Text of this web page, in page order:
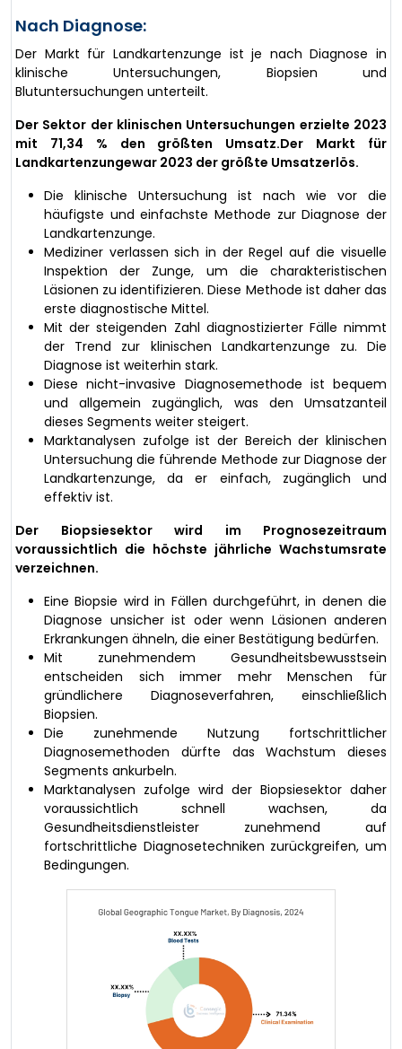
Nach Diagnose:
Der Markt für Landkartenzunge ist je nach Diagnose in
klinische Untersuchungen, Biopsien und
Blutuntersuchungen unterteilt.
Der Sektor der klinischen Untersuchungen erzielte 2023
mit 71,34 % den größten Umsatz.Der Markt für
Landkartenzungewar 2023 der größte Umsatzerlös.
Die klinische Untersuchung ist nach wie vor die
häufigste und einfachste Methode zur Diagnose der
Landkartenzunge.
Mediziner verlassen sich in der Regel auf die visuelle
Inspektion der Zunge, um die charakteristischen
Läsionen zu identifizieren. Diese Methode ist daher das
erste diagnostische Mittel.
Mit der steigenden Zahl diagnostizierter Fälle nimmt
der Trend zur klinischen Landkartenzunge zu. Die
Diagnose ist weiterhin stark.
Diese nicht-invasive Diagnosemethode ist bequem
und allgemein zugänglich, was den Umsatzanteil
dieses Segments weiter steigert.
Marktanalysen zufolge ist der Bereich der klinischen
Untersuchung die führende Methode zur Diagnose der
Landkartenzunge, da er einfach, zugänglich und
effektiv ist.
Der Biopsiesektor wird im Prognosezeitraum
voraussichtlich die höchste jährliche Wachstumsrate
verzeichnen.
Eine Biopsie wird in Fällen durchgeführt, in denen die
Diagnose unsicher ist oder wenn Läsionen anderen
Erkrankungen ähneln, die einer Bestätigung bedürfen.
Mit zunehmendem Gesundheitsbewusstsein
entscheiden sich immer mehr Menschen für
gründlichere Diagnoseverfahren, einschließlich
Biopsien.
Die zunehmende Nutzung fortschrittlicher
Diagnosemethoden dürfte das Wachstum dieses
Segments ankurbeln.
Marktanalysen zufolge wird der Biopsiesektor daher
voraussichtlich schnell wachsen, da
Gesundheitsdienstleister zunehmend auf
fortschrittliche Diagnosetechniken zurückgreifen, um
Bedingungen.